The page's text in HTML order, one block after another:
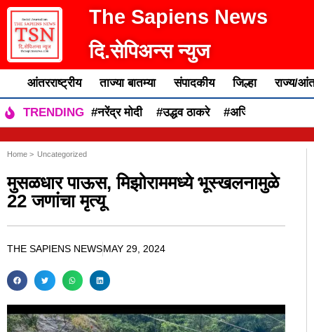
The Sapiens News
दि.सेपिअन्स न्युज
आंतरराष्ट्रीय ताज्या बातम्या संपादकीय जिल्हा राज्य/
TRENDING #नरेंद्र मोदी #उद्धव ठाकरे #अजित पवार
Home > Uncategorized
मुसळधार पाऊस, मिझोराममध्ये भूस्खलनामुळे
22 जणांचा मृत्यू
THE SAPIENS NEWSMAY 29, 2024